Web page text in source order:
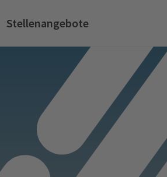
Stellenangebote